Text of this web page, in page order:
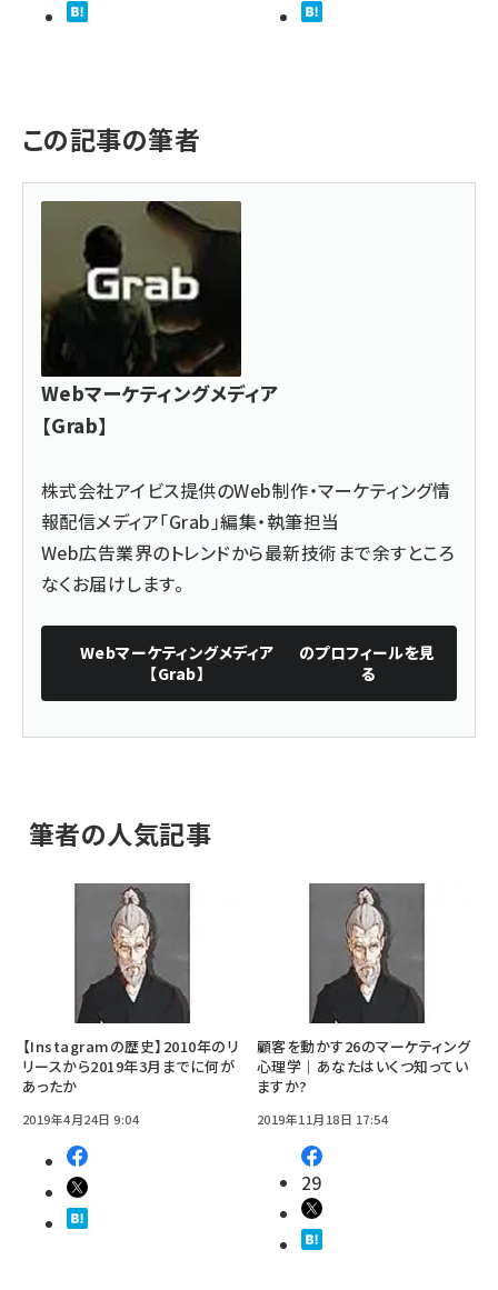
この記事の筆者
Webマーケティングメディア
【Grab】
株式会社アイビス提供のWeb制作・マーケティング情
報配信メディア「Grab」編集・執筆担当
Web広告業界のトレンドから最新技術まで余すところ
なくお届けします。
Webマーケティングメディア
【Grab】
のプロフィールを見
る
筆者の人気記事
【Instagramの歴史】2010年のリ
リースから2019年3月までに何が
あったか
2019年4月24日 9:04
顧客を動かす26のマーケティング
心理学｜あなたはいくつ知ってい
ますか?
2019年11月18日 17:54
29